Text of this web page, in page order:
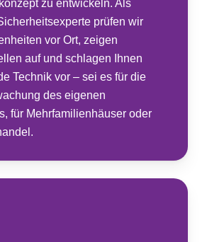
zu entwickeln. Als
prüfen wir
vor Ort, zeigen
auf und schlagen Ihnen
Technik vor – sei es für die
des eigenen
für Mehrfamilienhäuser oder